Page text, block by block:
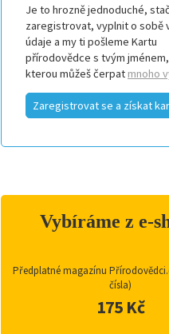
Je to hrozně jednoduché,
zaregistrovat, vyplnit o sobě
údaje a my ti pošleme Kartu
přírodovědce s tvým
kterou můžeš čerpat mnoho
Zaregistrovat se a získat
Vybíráme z e-
Předplatné magazínu
čísla)
175 Kč